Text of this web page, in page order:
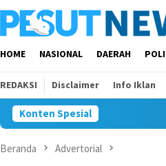
HOME NASIONAL DAERAH
REDAKSI Disclaimer Info Iklan
Konten Spesial
Beranda Advertorial